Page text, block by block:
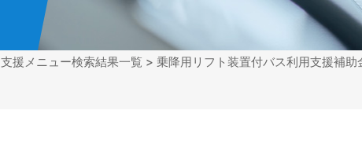
支援メニュー検索結果一覧 > 乗降用リフト装置付バス利用支援補助